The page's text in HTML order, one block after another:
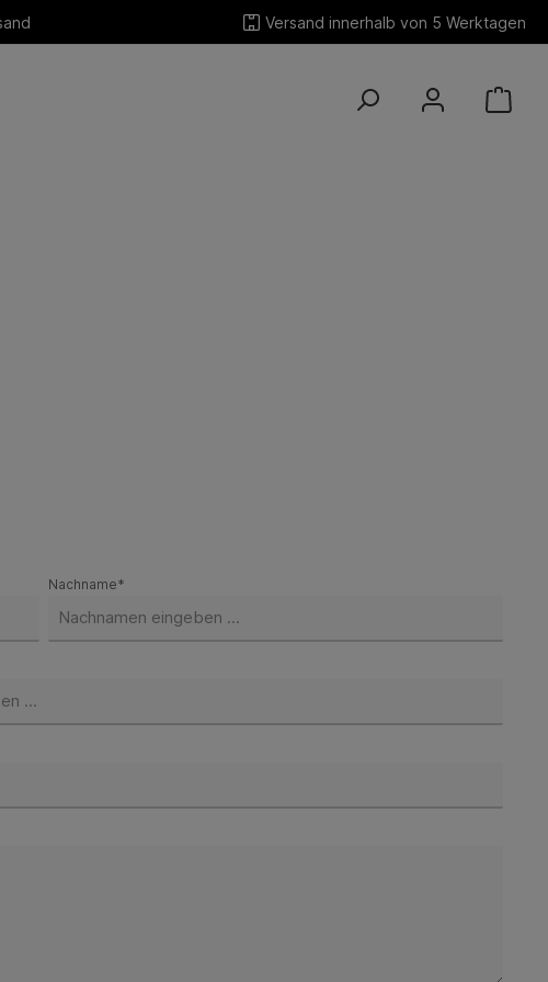
Versand innerhalb von 5 Werktagen
Nachname*